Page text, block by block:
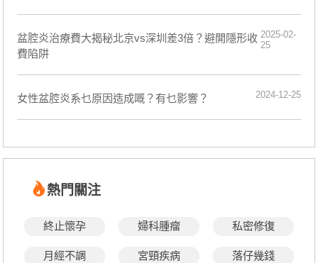
盆腔炎治療費大揭秘北京vs深圳差3倍？避開隱形收
費陷阱
2025-02-
25
​女性盆腔炎系乜原因造成嘅？有乜影響？ 2024-12-25
熱門關注
終止懷孕 婦科腫瘤 私密修復
月經不調 宮頸疾病 落仔幾錢